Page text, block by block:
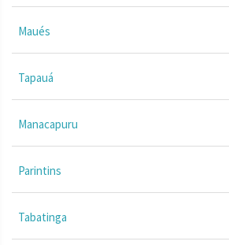
Maués
Tapauá
Manacapuru
Parintins
Tabatinga